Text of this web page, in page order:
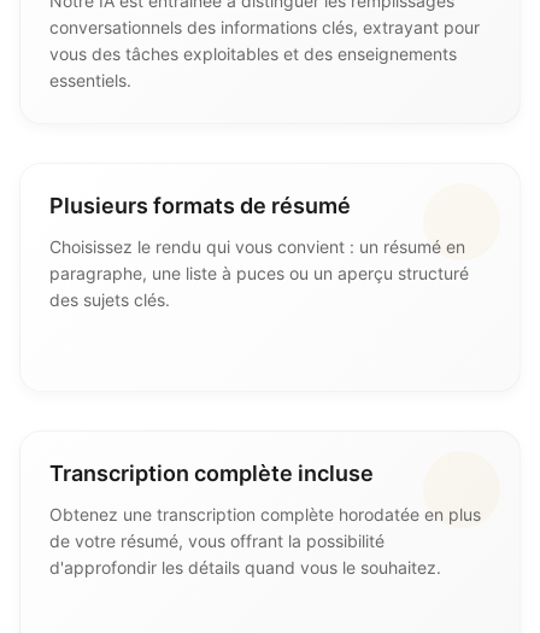
conversationnels des informations clés, extrayant pour
vous des tâches exploitables et des enseignements
essentiels.
Plusieurs formats de résumé
Choisissez le rendu qui vous convient : un résumé en
paragraphe, une liste à puces ou un aperçu structuré
des sujets clés.
Transcription complète incluse
Obtenez une transcription complète horodatée en plus
de votre résumé, vous offrant la possibilité
d'approfondir les détails quand vous le souhaitez.